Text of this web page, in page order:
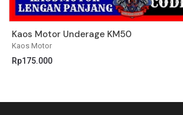
Kaos Motor
Kaos Motor Underage KM50
Rp175.000